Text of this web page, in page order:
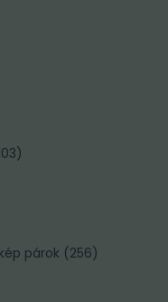
)
kép párok (256)